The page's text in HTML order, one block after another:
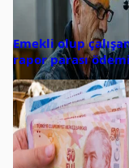
Emekli olup
rapor parası